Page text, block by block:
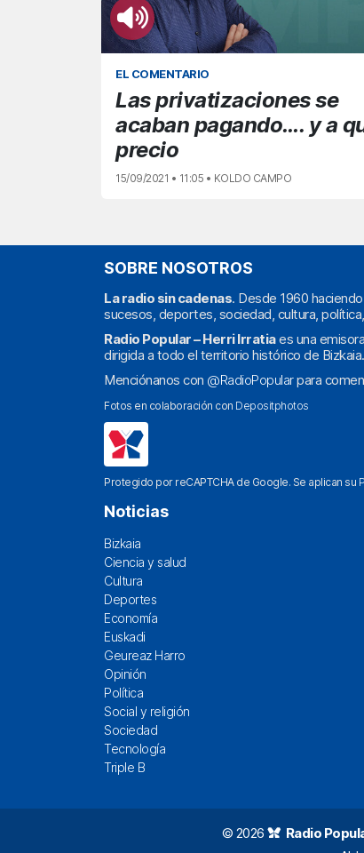
EL COMENTARIO
Las privatizaciones se
acaban pagando…. y a
precio
15/09/2021 • 11:05 • KOLDO CAMPO
SOBRE NOSOTROS
La radio sin cadenas. Desde 1960
sucesos, deportes, sociedad, cultura,
Radio Popular – Herri Irratiaes una
dirigida a todo el territorio histórico de Bizkaia.
Menciónanos con @RadioPopularpara
Fotos en colaboración con Depositphotos
Protegido por reCAPTCHA de Google. Se aplican su
Noticias
Bizkaia
Ciencia y salud
Cultura
Deportes
Economía
Euskadi
Geureaz Harro
Opinión
Política
Social y religión
Sociedad
Tecnología
Triple B
© 2026 Radio